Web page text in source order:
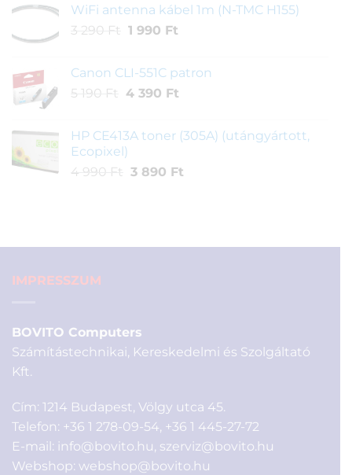
was:
3
is:
WiFi antenna kábel 1m (N-TMC H155)
3 290 Ft
Original
3
290 Ft.
1 990 FtCurrent
1
990 Ft.
Canon CLI-551C patron
5 190 Ft
Original
5
190 Ft.
4 390 FtCurrent
4
HP CE413A toner (305A) (utángyártott,
Ecopixel)
4 990 Ft
Original
3 890 FtCurrent
IMPRESSZUM
BOVITO Computers
Számítástechnikai, Kereskedelmi és Szolgáltató
Kft.
Cím: 1214 Budapest, Völgy utca 45.
Telefon: +36 1 278-09-54, +36 1 445-27-72
E-mail: info@bovito.hu, szerviz@bovito.hu
Webshop: webshop@bovito.hu